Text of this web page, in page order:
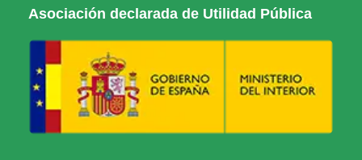
Asociación declarada de Utilidad Pública